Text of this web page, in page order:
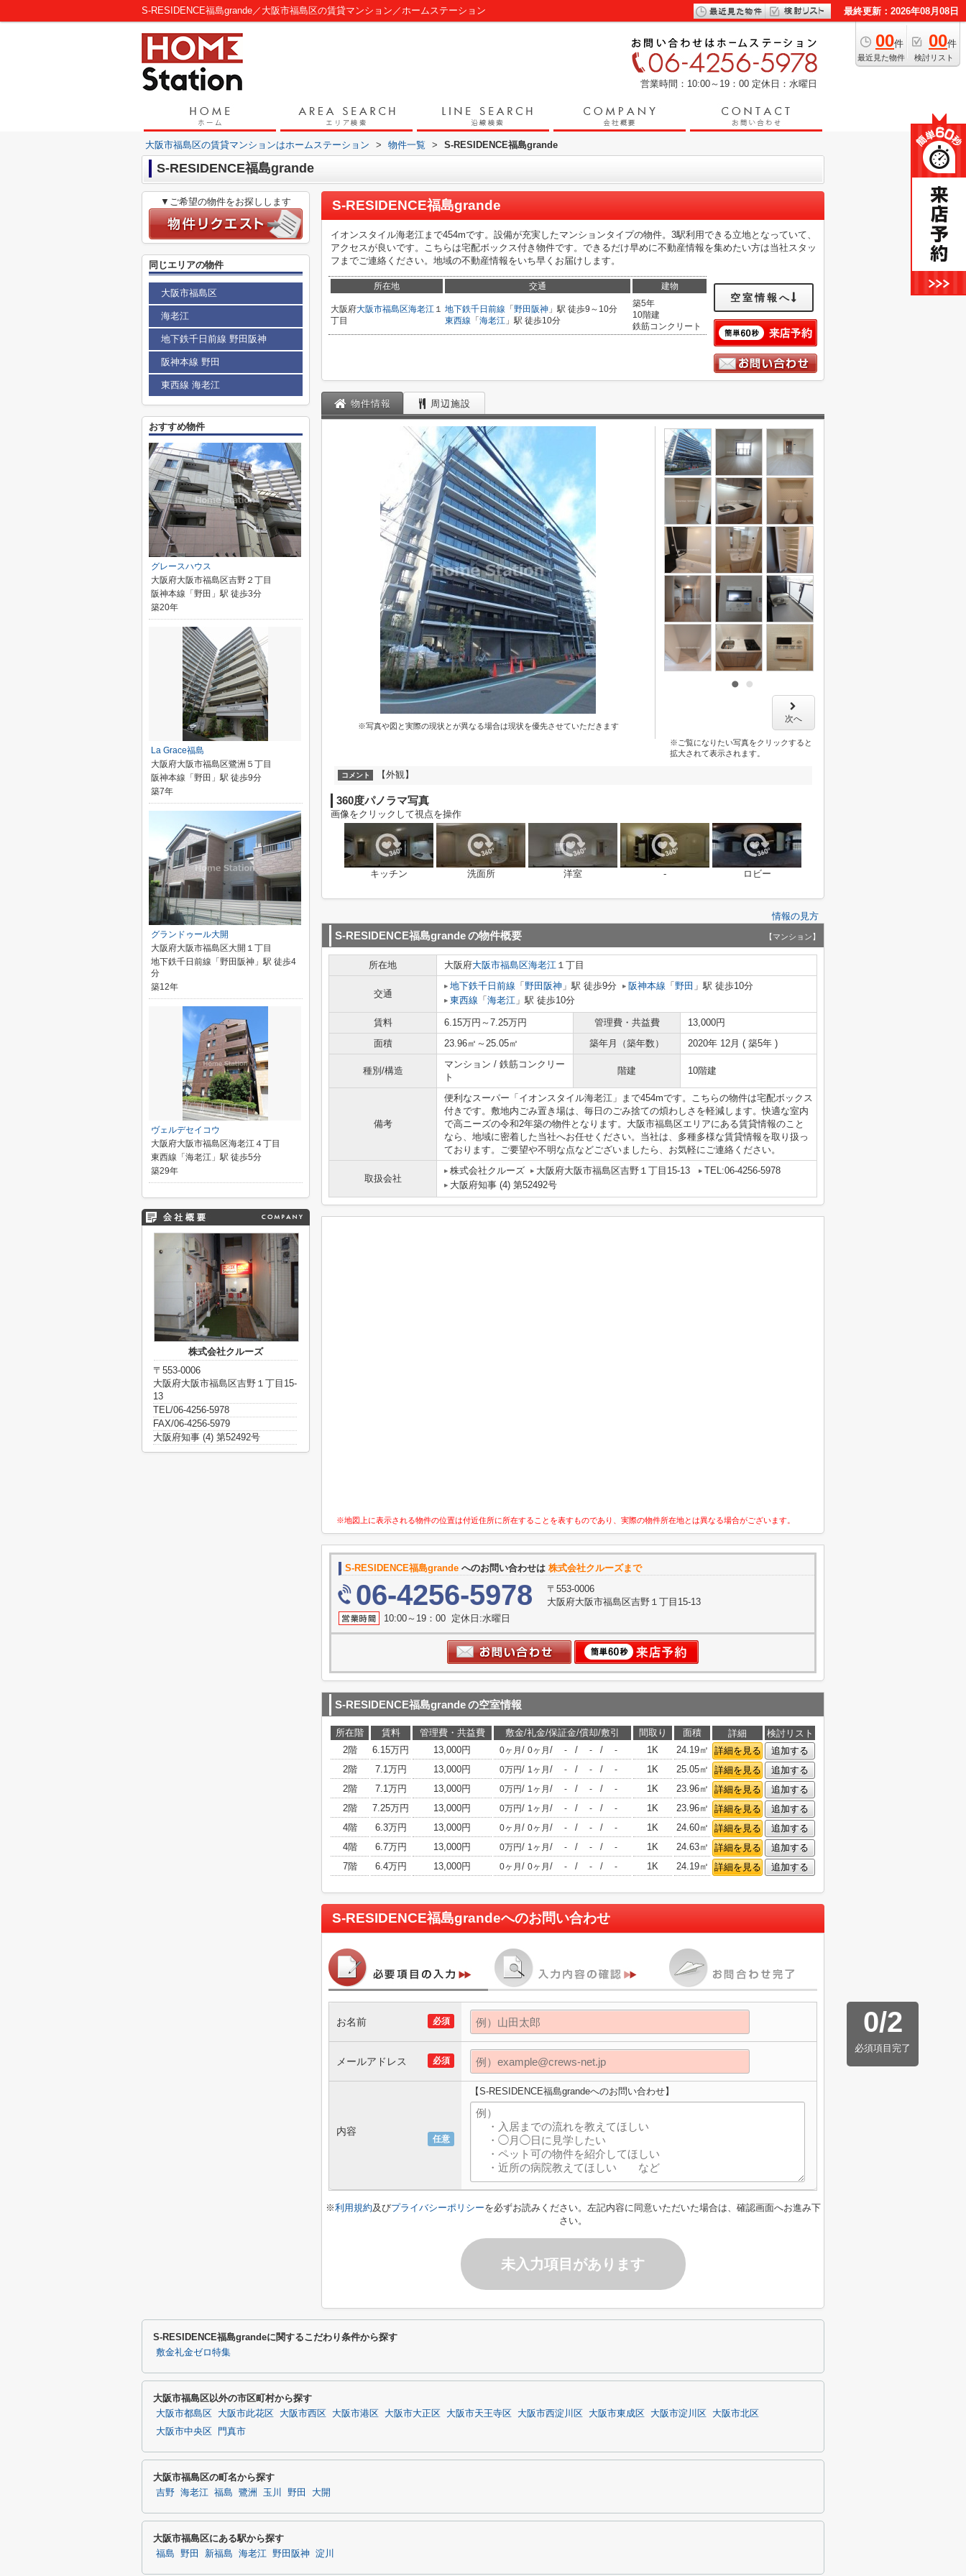
S-RESIDENCE福島grande／大阪市福島区の賃貸マンション／ホームステーション 最終更新：2026年08月08日
00件
最近見た物件
00件
検討リスト
営業時間：10:00～19：00 定休日：水曜日
大阪市福島区の賃貸マンションはホームステーション > 物件一覧 > S-RESIDENCE福島grande
S-RESIDENCE福島grande
S-RESIDENCE福島grande
イオンスタイル海老江まで454mです。設備が充実したマンションタイプの物件。3駅利用できる立地となっていて、
アクセスが良いです。こちらは宅配ボックス付き物件です。できるだけ早めに不動産情報を集めたい方は当社スタッ
フまでご連絡ください。地域の不動産情報をいち早くお届けします。
所在地 交通 建物
大阪府大阪市福島区海老江 １
丁目
地下鉄千日前線 「 野田阪神 」駅 徒歩9～10分
東西線 「 海老江 」駅 徒歩10分
築5年
10階建
鉄筋コンクリート
空室情報へ
物件情報 周辺施設
※写真や図と実際の現状とが異なる場合は現状を優先させていただきます
次へ
※ご覧になりたい写真をクリックすると
拡大されて表示されます。
コメント 【外観】
360度パノラマ写真
画像をクリックして視点を操作
キッチン 洗面所 洋室 - ロビー
情報の見方
S-RESIDENCE福島grandeの物件概要 【マンション】
所在地 大阪府大阪市福島区海老江 １丁目
交通
地下鉄千日前線 「 野田阪神 」駅 徒歩9分 阪神本線 「 野田 」駅 徒歩10分
東西線 「 海老江 」駅 徒歩10分
賃料 6.15万円～7.25万円 管理費・共益費
13,000円
面積
23.96㎡～25.05㎡ 築年月（築年数） 2020年 12月 ( 築5年 )
種別/構造
マンション / 鉄筋コンクリー
ト
階建 10階建
備考
便利なスーパー「イオンスタイル海老江」まで454mです。こちらの物件は宅配ボックス
付きです。敷地内ごみ置き場は、毎日のごみ捨ての煩わしさを軽減します。快適な室内
で高ニーズの令和2年築の物件となります。大阪市福島区エリアにある賃貸情報のこと
なら、地域に密着した当社へお任せください。当社は、多種多様な賃貸情報を取り扱っ
ております。ご要望や不明な点などございましたら、お気軽にご連絡ください。
取扱会社
株式会社クルーズ 大阪府大阪市福島区吉野１丁目15-13
TEL:06-4256-5978
大阪府知事 (4) 第52492号
※地図上に表示される物件の位置は付近住所に所在することを表すものであり、実際の物件所在地とは異なる場合がございます。
S-RESIDENCE福島grande へのお問い合わせは 株式会社クルーズまで
06-4256-5978
〒553-0006
大阪府大阪市福島区吉野１丁目15-13
10:00～19：00 定休日:水曜日
S-RESIDENCE福島grandeの空室情報
所在階 賃料 管理費・共益費 敷金/礼金/保証金/償却/敷引 間取り 面積 詳細
検討リスト
2階
6.15万円 13,000円 0ヶ月 / 0ヶ月 / - / - / - 1K 24.19㎡ 詳細を見る
追加する
2階
7.1万円 13,000円 0万円/ 1ヶ月 / - / - / - 1K 25.05㎡ 詳細を見る
追加する
2階
7.1万円 13,000円 0万円/ 1ヶ月 / - / - / - 1K 23.96㎡ 詳細を見る
追加する
2階
7.25万円 13,000円 0万円/ 1ヶ月 / - / - / - 1K 23.96㎡ 詳細を見る
追加する
4階
6.3万円 13,000円 0ヶ月 / 0ヶ月 / - / - / - 1K 24.60㎡ 詳細を見る
追加する
4階
6.7万円 13,000円 0万円/ 1ヶ月 / - / - / - 1K 24.63㎡ 詳細を見る
追加する
7階
6.4万円 13,000円 0ヶ月 / 0ヶ月 / - / - / - 1K 24.19㎡ 詳細を見る 追加する
S-RESIDENCE福島grandeへのお問い合わせ
0/2
必須項目完了
必須
お名前
必須
メールアドレス
任意
内容
【S-RESIDENCE福島grandeへのお問い合わせ】
※利用規約及びプライバシーポリシーを必ずお読みください。左記内容に同意いただいた場合は、確認画面へお進み下
さい。
未入力項目があります
▼ご希望の物件をお探しします
同じエリアの物件
大阪市福島区
海老江
地下鉄千日前線 野田阪神
阪神本線 野田
東西線 海老江
おすすめ物件
グレースハウス
大阪府大阪市福島区吉野２丁目
阪神本線「野田」駅 徒歩3分
築20年
La Grace福島
大阪府大阪市福島区鷺洲５丁目
阪神本線「野田」駅 徒歩9分
築7年
グランドゥール大開
大阪府大阪市福島区大開１丁目
地下鉄千日前線「野田阪神」駅 徒歩4
分
築12年
ヴェルデセイコウ
大阪府大阪市福島区海老江４丁目
東西線「海老江」駅 徒歩5分
築29年
株式会社クルーズ
〒553-0006
大阪府大阪市福島区吉野１丁目15-
13
TEL/06-4256-5978
FAX/06-4256-5979
大阪府知事 (4) 第52492号
S-RESIDENCE福島grandeに関するこだわり条件から探す
敷金礼金ゼロ特集
大阪市福島区以外の市区町村から探す
大阪市都島区 大阪市此花区 大阪市西区 大阪市港区 大阪市大正区 大阪市天王寺区 大阪市西淀川区 大阪市東成区 大阪市淀川区
大阪市北区
大阪市中央区
門真市
大阪市福島区の町名から探す
吉野 海老江 福島 鷺洲 玉川 野田 大開
大阪市福島区にある駅から探す
福島 野田 新福島 海老江 野田阪神 淀川